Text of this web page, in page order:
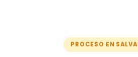
PROCESO EN